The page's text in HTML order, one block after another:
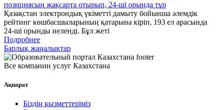
позициясын жақсарта отырып, 24-ші орында тұр
Қазақстан электрондық үкіметті дамыту бойынша әлемдік
рейтинг көшбасшыларының қатарына кіріп, 193 ел арасында
24-ші орынды иеленді. Бұл жеті
Подробнее
Барлық жаңалықтар
Все компании услуг Казахстана
Ақпарат
Біздің қызметтеріміз